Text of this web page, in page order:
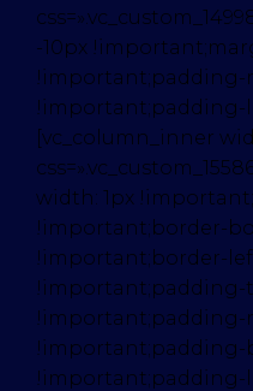
-10px
!important;padding-
!important;padding-
[vc_column_inner
width: 1px
!important;border-
!important;border-
!important;padding-
!important;padding-
!important;padding-
!important;padding-